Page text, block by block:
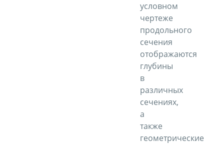
условном
чертеже
продольного
сечения
отображаются
глубины
в
различных
сечениях,
а
также
геометрические